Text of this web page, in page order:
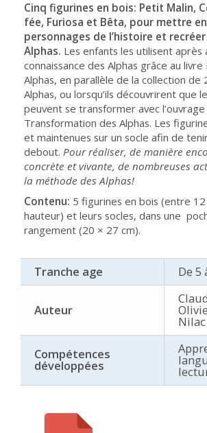
Cinq figurines en bois: Petit Malin,
fée, Furiosa et Bêta, pour mettre
personnages de l’histoire et recréer
Alphas. Les enfants les utilisent après
connaissance des Alphas grâce au
Alphas, en parallèle de la collection de
Alphas, ou lorsqu’ils découvrirent que
peuvent se transformer avec l’ouvrage
Transformation des Alphas. Les
et maintenues sur un socle afin de
debout. Pour réaliser, de manière
concrète et vivante, de nombreuses
la méthode des Alphas!
Contenu: 5 figurines en bois (entre
hauteur) et leurs socles, dans une
rangement (20 × 27 cm).
Tranche age De 5
Auteur
Nilac
Compétences
développées